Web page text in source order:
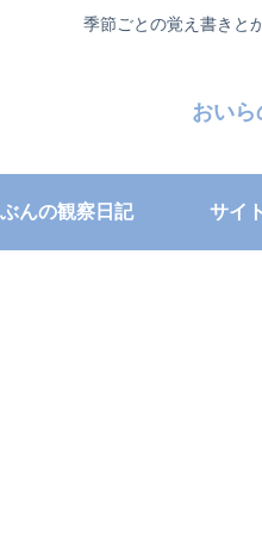
季節ごとの覚え書きと
おいら
ぶんの観察日記 サイ